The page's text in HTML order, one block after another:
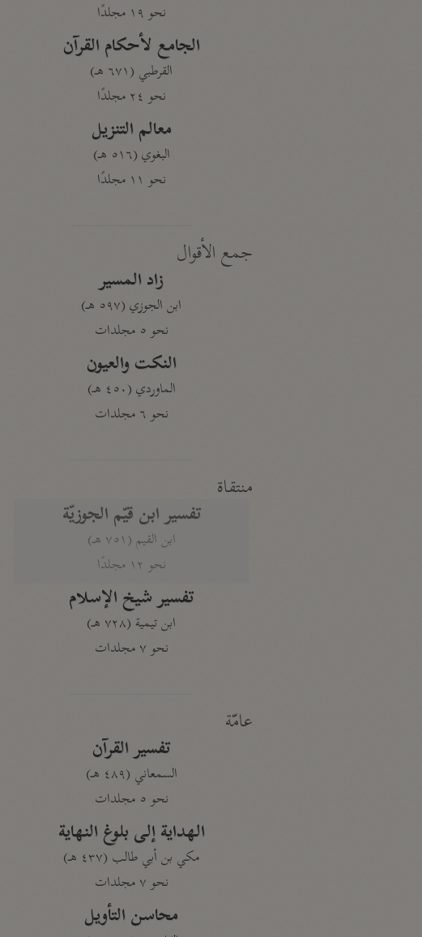
نحو ١٩ مجلدًا
الجامع لأحكام القرآن
القرطبي (٦٧١ هـ)
نحو ٢٤ مجلدًا
معالم التنزيل
البغوي (٥١٦ هـ)
نحو ١١ مجلدًا
جمع الأقوال
زاد المسير
ابن الجوزي (٥٩٧ هـ)
نحو ٥ مجلدات
النكت والعيون
الماوردي (٤٥٠ هـ)
نحو ٦ مجلدات
منتقاة
تفسير ابن قيّم الجوزيّة
ابن القيم (٧٥١ هـ)
نحو ١٢ مجلدًا
تفسير شيخ الإسلام
ابن تيمية (٧٢٨ هـ)
نحو ٧ مجلدات
عامّة
تفسير القرآن
السمعاني (٤٨٩ هـ)
نحو ٥ مجلدات
الهداية إلى بلوغ النهاية
مكي بن أبي طالب (٤٣٧ هـ)
نحو ٧ مجلدات
محاسن التأويل